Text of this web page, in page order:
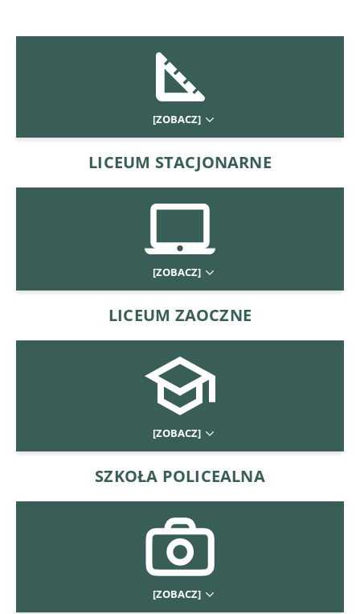
[ZOBACZ]
LICEUM STACJONARNE
[ZOBACZ]
LICEUM ZAOCZNE
[ZOBACZ]
SZKOŁA POLICEALNA
[ZOBACZ]